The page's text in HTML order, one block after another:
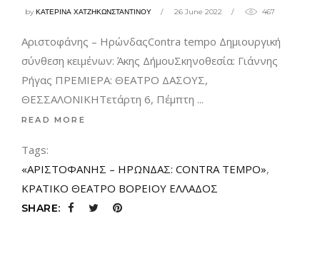
byΚΑΤΕΡΙΝΑ ΧΑΤΖΗΚΩΝΣΤΑΝΤΙΝΟΥ 26 June 2022 467
Αριστοφάνης – ΗρώνδαςContra tempo Δημιουργική
σύνθεση κειμένων: Άκης ΔήμουΣκηνοθεσία: Γιάννης
Ρήγας ΠΡΕΜΙΕΡΑ: ΘΕΑΤΡΟ ΔΑΣΟΥΣ,
ΘΕΣΣΑΛΟΝΙΚΗΤετάρτη 6, Πέμπτη
READ MORE
Tags:
«ΑΡΙΣΤΟΦΑΝΗΣ – ΗΡΩΝΔΑΣ: CONTRA TEMPO»,
ΚΡΑΤΙΚΟ ΘΕΑΤΡΟ ΒΟΡΕΙΟΥ ΕΛΛΑΔΟΣ
SHARE: